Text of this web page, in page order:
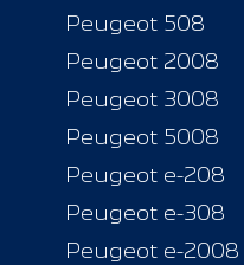
Peugeot 508
Peugeot 2008
Peugeot 3008
Peugeot 5008
Peugeot e-208
Peugeot e-308
Peugeot e-2008